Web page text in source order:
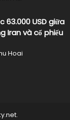
63.000 USD giữa
Iran và cổ phiếu
Hoai
.